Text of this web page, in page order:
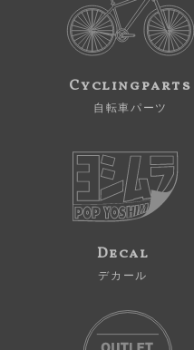
Cyclingparts
自転車パーツ
Decal
デカール